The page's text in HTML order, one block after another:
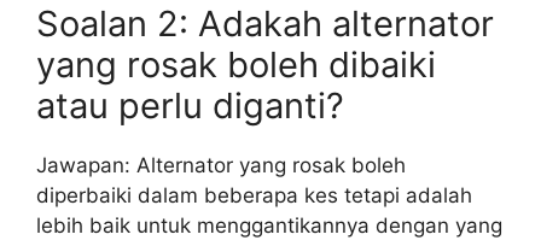
Soalan 2: Adakah alternator
yang rosak boleh dibaiki
atau perlu diganti?
Jawapan: Alternator yang rosak boleh
diperbaiki dalam beberapa kes tetapi adalah
lebih baik untuk menggantikannya dengan yang